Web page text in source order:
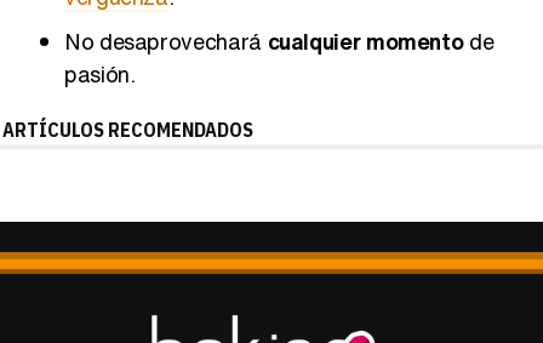
No desaprovechará
pasión.